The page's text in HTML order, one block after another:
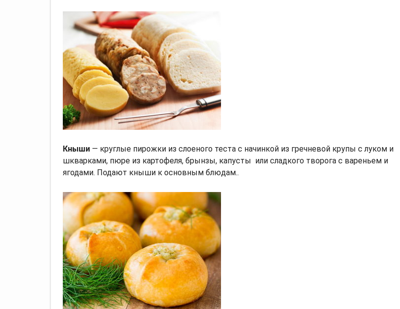
Кныши — круглые пирожки из слоеного теста с начинкой из гречневой крупы с луком и
шкварками, пюре из картофеля, брынзы, капусты или сладкого творога с вареньем и
ягодами. Подают кныши к основным блюдам..